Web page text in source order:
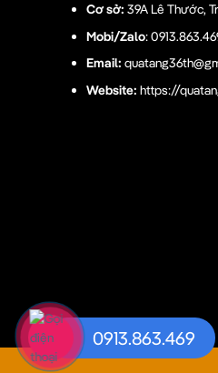
Cơ sở:39A Lê Thước,
Mobi/Zalo:
Email:
Website: https://
0913.863.469